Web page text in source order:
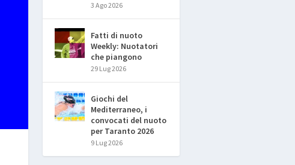
3 Ago 2026
Fatti di nuoto
Weekly: Nuotatori
che piangono
29 Lug 2026
Giochi del
Mediterraneo, i
convocati del nuoto
per Taranto 2026
9 Lug 2026